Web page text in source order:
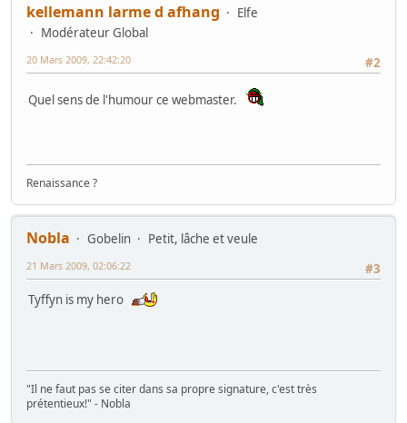
kellemann larme d afhang
Elfe
Modérateur Global
#2
20 Mars 2009, 22:42:20
Quel sens de l'humour ce webmaster.
Renaissance ?
Nobla Gobelin
Petit, lâche et veule
#3
21 Mars 2009, 02:06:22
Tyffyn is my hero
"Il ne faut pas se citer dans sa propre signature, c'est très
prétentieux!" - Nobla